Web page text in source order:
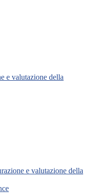
e valutazione della
e valutazione della